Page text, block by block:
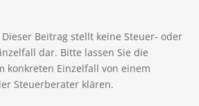
Dieser Beitrag stellt keine Steuer- oder
dar. Bitte lassen Sie die
konkreten Einzelfall von einem
Steuerberater klären.